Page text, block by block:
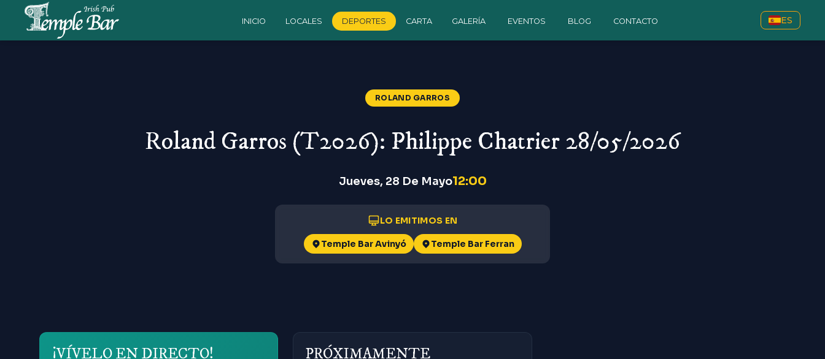
INICIO LOCALES DEPORTES CARTA GALERÍA EVENTOS BLOG CONTACTO ES
ROLAND GARROS
Roland Garros (T2026): Philippe Chatrier 28/05/2026
Jueves, 28 De Mayo12:00
LO EMITIMOS EN
Temple Bar Avinyó Temple Bar Ferran
¡VÍVELO EN DIRECTO! PRÓXIMAMENTE